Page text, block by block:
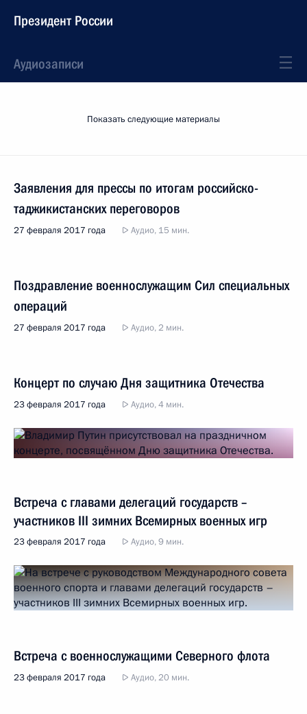
Президент России
Аудиозаписи
Показать следующие материалы
Заявления для прессы по итогам российско-
таджикистанских переговоров
27 февраля 2017 года Аудио, 15 мин.
Поздравление военнослужащим Сил специальных
операций
27 февраля 2017 года Аудио, 2 мин.
Концерт по случаю Дня защитника Отечества
23 февраля 2017 года Аудио, 4 мин.
Встреча с главами делегаций государств –
участников III зимних Всемирных военных игр
23 февраля 2017 года Аудио, 9 мин.
Встреча с военнослужащими Северного флота
23 февраля 2017 года Аудио, 20 мин.